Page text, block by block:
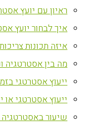
ראיון עם יועץ
איך לבחור יועץ
איזה תכונות
מה בין אסטרטגיה
ייעוץ אסטרטגי
ייעוץ אסטרטגי או
שיעור